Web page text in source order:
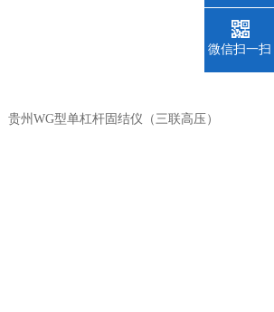
贵州WG型单杠杆固结仪（三联高压）
微信扫一扫